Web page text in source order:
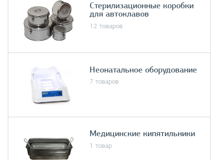
Стерилизационные коробки
для автоклавов
12 товаров
Неонатальное оборудование
7 товаров
Медицинские кипятильники
1 товар